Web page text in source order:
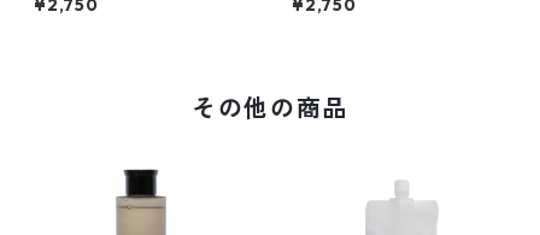
ml）
¥2,750 ¥2,750
その他の商品